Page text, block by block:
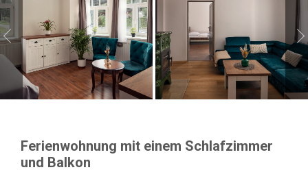
Ferienwohnung mit einem Schlafzimmer
und Balkon